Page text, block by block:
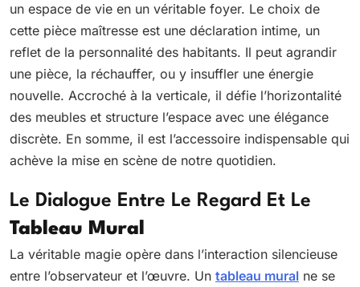
un espace de vie en un véritable foyer. Le choix de
cette pièce maîtresse est une déclaration intime, un
reflet de la personnalité des habitants. Il peut agrandir
une pièce, la réchauffer, ou y insuffler une énergie
nouvelle. Accroché à la verticale, il défie l’horizontalité
des meubles et structure l’espace avec une élégance
discrète. En somme, il est l’accessoire indispensable qui
achève la mise en scène de notre quotidien.
Le Dialogue Entre Le Regard Et Le
Tableau Mural
La véritable magie opère dans l’interaction silencieuse
entre l’observateur et l’œuvre. Un tableau mural ne se